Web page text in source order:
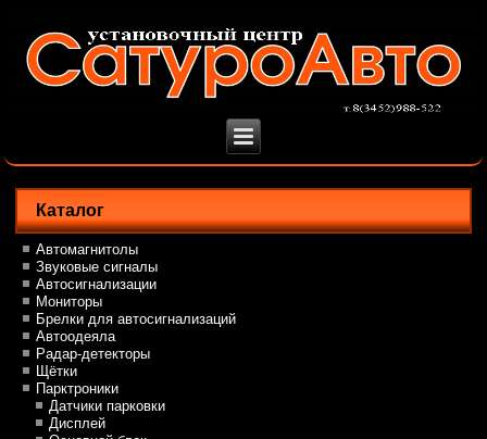
Каталог
Автомагнитолы
Звуковые сигналы
Автосигнализации
Мониторы
Брелки для автосигнализаций
Автоодеяла
Радар-детекторы
Щётки
Парктроники
Датчики парковки
Дисплей